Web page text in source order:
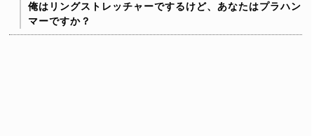
俺はリングストレッチャーでするけど、あなたはプラハン
マーですか？